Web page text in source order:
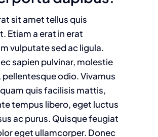
sit amet tellus quis
Etiam a erat in erat
vulputate sed ac ligula.
sapien pulvinar, molestie
odio. Vivamus
quis facilisis mattis,
tempus libero, eget luctus
ac purus. Quisque feugiat
eget ullamcorper. Donec